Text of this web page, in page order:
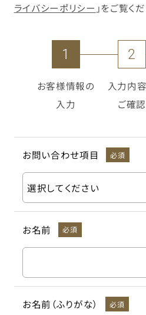
ライバシーポリシー 」をご覧く
1
お客様情報の
入力
2
入力内
ご確認
お問い合わせ項目 必須
お名前 必須
お名前（ふりがな） 必須